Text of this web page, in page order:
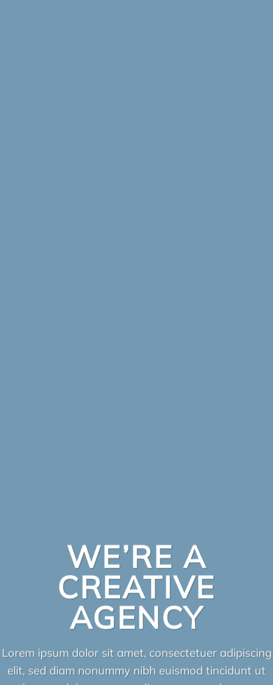
WE’RE A
CREATIVE
AGENCY
Lorem ipsum dolor sit amet, consectetuer adipiscing
elit, sed diam nonummy nibh euismod tincidunt ut